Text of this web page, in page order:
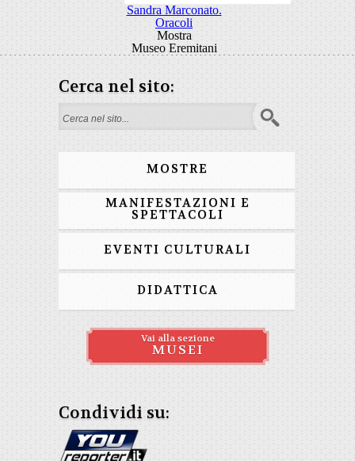
Sandra Marconato.
Oracoli
Mostra
Museo Eremitani
Cerca nel sito:
Form di ricerca
MOSTRE
MANIFESTAZIONI E
SPETTACOLI
EVENTI CULTURALI
DIDATTICA
Vai alla sezione
MUSEI
Condividi su: